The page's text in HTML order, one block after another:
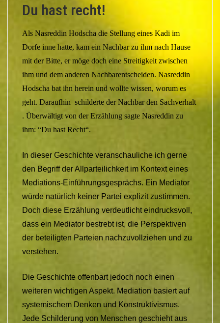
Du hast recht!
Als Nasreddin Hodscha die Stellung eines Kadi im
Dorfe inne hatte, kam ein Nachbar zu ihm nach Hause
mit der Bitte, er möge doch eine Streitigkeit zwischen
ihm und dem anderen Nachbarentscheiden. Nasreddin
Hodscha bat ihn herein und wollte wissen, worum es
geht. Daraufhin schilderte der Nachbar den Sachverhalt
. Überwältigt von der Erzählung sagte Nasreddin zu
ihm: “Du hast Recht“.
In dieser Geschichte veranschauliche ich gerne
den Begriff der Allparteilichkeit im Kontext eines
Mediations-Einführungsgesprächs. Ein Mediator
würde natürlich keiner Partei explizit zustimmen.
Doch diese Erzählung verdeutlicht eindrucksvoll,
dass ein Mediator bestrebt ist, die Perspektiven
der beteiligten Parteien nachzuvollziehen und zu
verstehen.
Die Geschichte offenbart jedoch noch einen
weiteren wichtigen Aspekt. Mediation basiert auf
systemischem Denken und Konstruktivismus.
Jede Schilderung von Menschen geschieht aus